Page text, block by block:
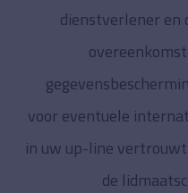
dienstverlener en
voor eventuele
in uw up-line
de